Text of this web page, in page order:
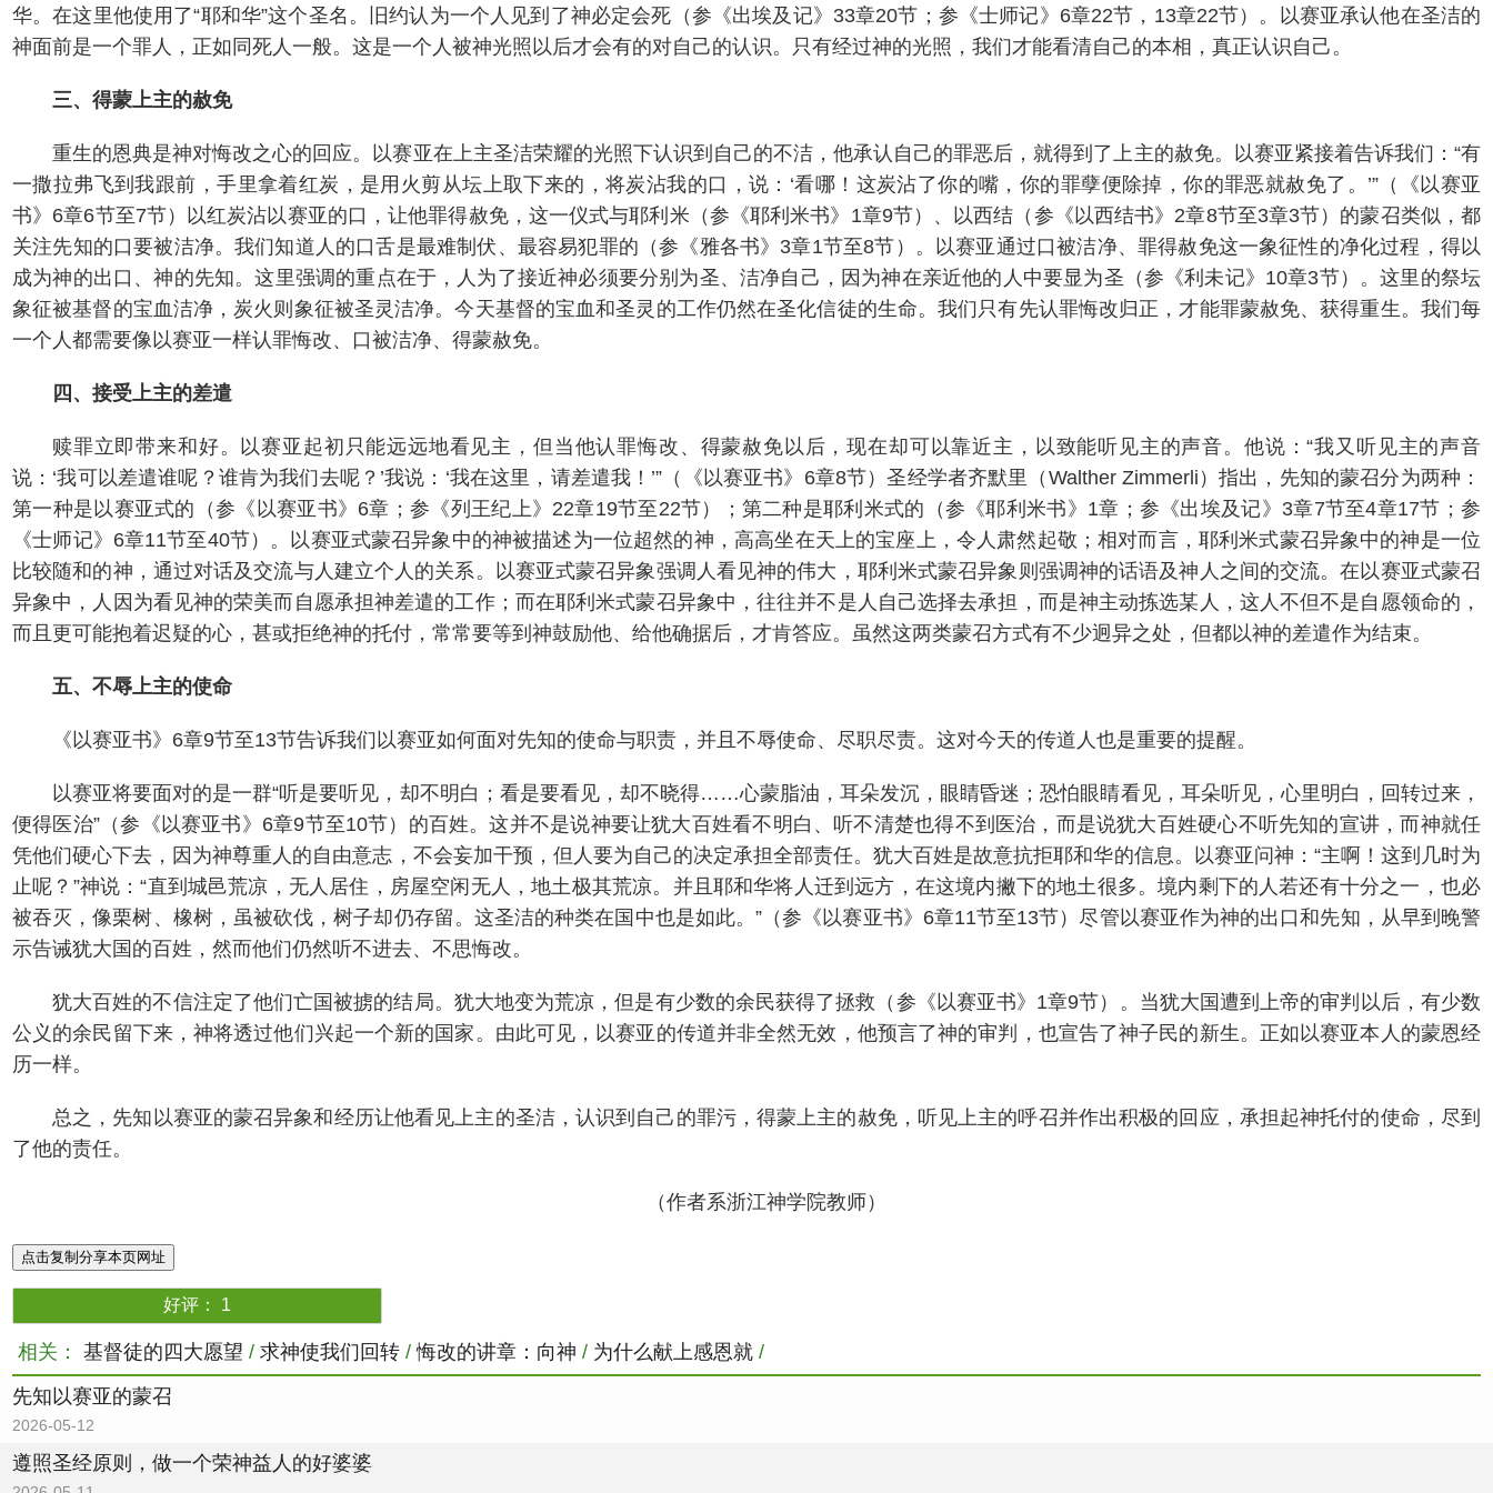
华。在这里他使用了“耶和华”这个圣名。旧约认为一个人见到了神必定会死（参《出埃及记》33章20节；参《士师记》6章22节，13章22节）。以赛亚承认他在圣洁的
神面前是一个罪人，正如同死人一般。这是一个人被神光照以后才会有的对自己的认识。只有经过神的光照，我们才能看清自己的本相，真正认识自己。
三、得蒙上主的赦免
重生的恩典是神对悔改之心的回应。以赛亚在上主圣洁荣耀的光照下认识到自己的不洁，他承认自己的罪恶后，就得到了上主的赦免。以赛亚紧接着告诉我们：“有
一撒拉弗飞到我跟前，手里拿着红炭，是用火剪从坛上取下来的，将炭沾我的口，说：‘看哪！这炭沾了你的嘴，你的罪孽便除掉，你的罪恶就赦免了。’”（《以赛亚
书》6章6节至7节）以红炭沾以赛亚的口，让他罪得赦免，这一仪式与耶利米（参《耶利米书》1章9节）、以西结（参《以西结书》2章8节至3章3节）的蒙召类似，都
关注先知的口要被洁净。我们知道人的口舌是最难制伏、最容易犯罪的（参《雅各书》3章1节至8节）。以赛亚通过口被洁净、罪得赦免这一象征性的净化过程，得以
成为神的出口、神的先知。这里强调的重点在于，人为了接近神必须要分别为圣、洁净自己，因为神在亲近他的人中要显为圣（参《利未记》10章3节）。这里的祭坛
象征被基督的宝血洁净，炭火则象征被圣灵洁净。今天基督的宝血和圣灵的工作仍然在圣化信徒的生命。我们只有先认罪悔改归正，才能罪蒙赦免、获得重生。我们每
一个人都需要像以赛亚一样认罪悔改、口被洁净、得蒙赦免。
四、接受上主的差遣
赎罪立即带来和好。以赛亚起初只能远远地看见主，但当他认罪悔改、得蒙赦免以后，现在却可以靠近主，以致能听见主的声音。他说：“我又听见主的声音
说：‘我可以差遣谁呢？谁肯为我们去呢？’我说：‘我在这里，请差遣我！’”（《以赛亚书》6章8节）圣经学者齐默里（Walther Zimmerli）指出，先知的蒙召分为两种：
第一种是以赛亚式的（参《以赛亚书》6章；参《列王纪上》22章19节至22节）；第二种是耶利米式的（参《耶利米书》1章；参《出埃及记》3章7节至4章17节；参
《士师记》6章11节至40节）。以赛亚式蒙召异象中的神被描述为一位超然的神，高高坐在天上的宝座上，令人肃然起敬；相对而言，耶利米式蒙召异象中的神是一位
比较随和的神，通过对话及交流与人建立个人的关系。以赛亚式蒙召异象强调人看见神的伟大，耶利米式蒙召异象则强调神的话语及神人之间的交流。在以赛亚式蒙召
异象中，人因为看见神的荣美而自愿承担神差遣的工作；而在耶利米式蒙召异象中，往往并不是人自己选择去承担，而是神主动拣选某人，这人不但不是自愿领命的，
而且更可能抱着迟疑的心，甚或拒绝神的托付，常常要等到神鼓励他、给他确据后，才肯答应。虽然这两类蒙召方式有不少迥异之处，但都以神的差遣作为结束。
五、不辱上主的使命
《以赛亚书》6章9节至13节告诉我们以赛亚如何面对先知的使命与职责，并且不辱使命、尽职尽责。这对今天的传道人也是重要的提醒。
以赛亚将要面对的是一群“听是要听见，却不明白；看是要看见，却不晓得……心蒙脂油，耳朵发沉，眼睛昏迷；恐怕眼睛看见，耳朵听见，心里明白，回转过来，
便得医治”（参《以赛亚书》6章9节至10节）的百姓。这并不是说神要让犹大百姓看不明白、听不清楚也得不到医治，而是说犹大百姓硬心不听先知的宣讲，而神就任
凭他们硬心下去，因为神尊重人的自由意志，不会妄加干预，但人要为自己的决定承担全部责任。犹大百姓是故意抗拒耶和华的信息。以赛亚问神：“主啊！这到几时为
止呢？”神说：“直到城邑荒凉，无人居住，房屋空闲无人，地土极其荒凉。并且耶和华将人迁到远方，在这境内撇下的地土很多。境内剩下的人若还有十分之一，也必
被吞灭，像栗树、橡树，虽被砍伐，树子却仍存留。这圣洁的种类在国中也是如此。”（参《以赛亚书》6章11节至13节）尽管以赛亚作为神的出口和先知，从早到晚警
示告诫犹大国的百姓，然而他们仍然听不进去、不思悔改。
犹大百姓的不信注定了他们亡国被掳的结局。犹大地变为荒凉，但是有少数的余民获得了拯救（参《以赛亚书》1章9节）。当犹大国遭到上帝的审判以后，有少数
公义的余民留下来，神将透过他们兴起一个新的国家。由此可见，以赛亚的传道并非全然无效，他预言了神的审判，也宣告了神子民的新生。正如以赛亚本人的蒙恩经
历一样。
总之，先知以赛亚的蒙召异象和经历让他看见上主的圣洁，认识到自己的罪污，得蒙上主的赦免，听见上主的呼召并作出积极的回应，承担起神托付的使命，尽到
了他的责任。
（作者系浙江神学院教师）
点击复制分享本页网址
好评： 1
相关： 基督徒的四大愿望 / 求神使我们回转 /悔改的讲章：向神 / 为什么献上感恩就 /
先知以赛亚的蒙召
2026-05-12
遵照圣经原则，做一个荣神益人的好婆婆